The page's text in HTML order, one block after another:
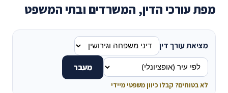
מפת עורכי הדין, המשרדים ובתי המשפט
מציאת עורך דין
מעבר
לא בטוחים? קבלו כיוון משפטי מיידי